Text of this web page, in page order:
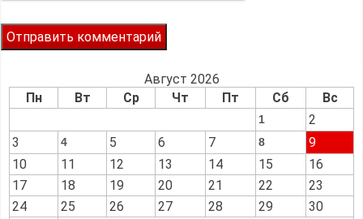
Август 2026
Пн
Вт Ср Чт Пт Сб Вс
1
2
3
4 5 6 7 8
9
10
11 12 13 14 15
16
17
18 19 20 21 22
23
24
25 26 27 28 29
30